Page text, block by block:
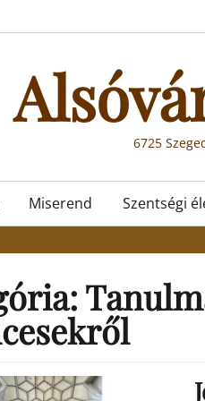
6725
Miserend Szentségi